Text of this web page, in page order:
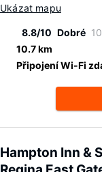
Ukázat mapu
8.8/10 Dobré
10.7 km
Připojení Wi-Fi
Hampton Inn &